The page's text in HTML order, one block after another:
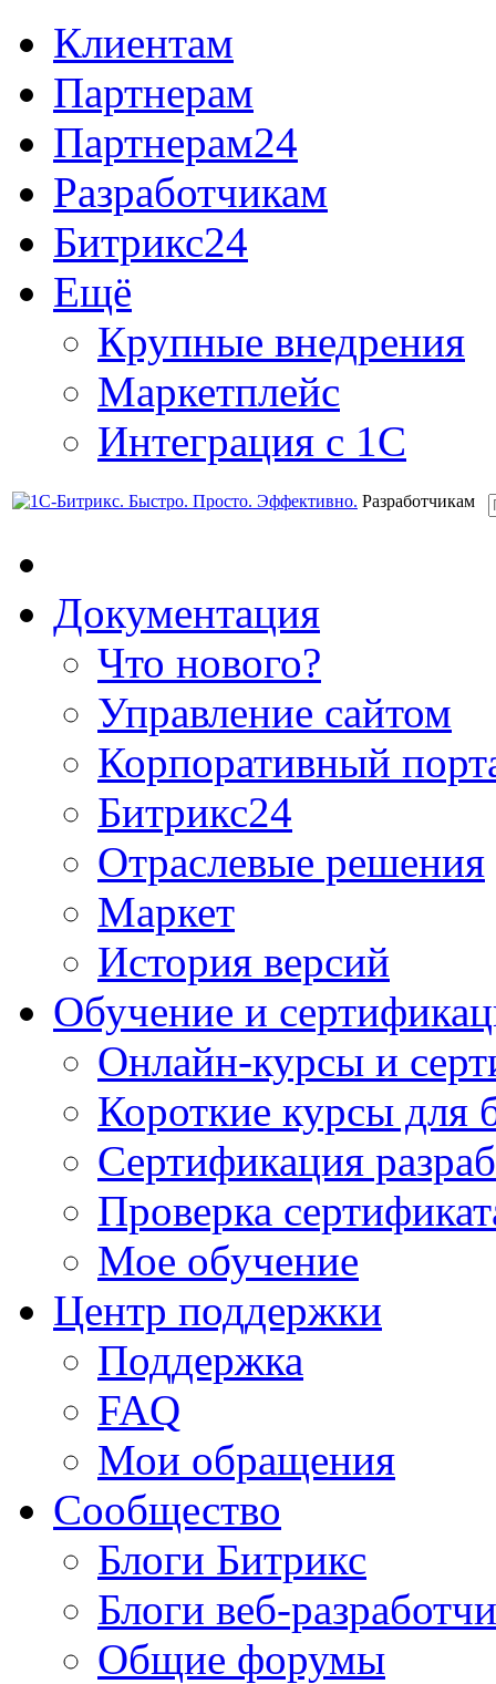
Клиентам
Партнерам
Партнерам24
Разработчикам
Битрикс24
Ещё
Крупные внедрения
Маркетплейс
Интеграция с 1С
Разработчикам
Документация
Что нового?
Управление сайтом
Корпоративный
Битрикс24
Отраслевые решения
Маркет
История версий
Обучение и
Онлайн-курсы и
Короткие курсы для
Сертификация
Проверка
Мое обучение
Центр поддержки
Поддержка
FAQ
Мои обращения
Сообщество
Блоги Битрикс
Блоги веб-
Общие форумы